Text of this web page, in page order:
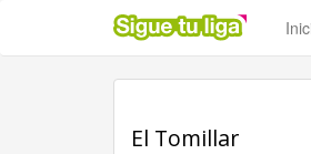
El Tomillar